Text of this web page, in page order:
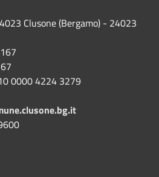
Clusone (Bergamo) - 24023
0000 4224 3279